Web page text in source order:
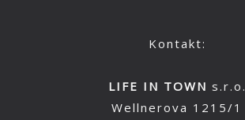
Kontakt:
LIFE IN TOWN s.r.o.
Wellnerova 1215/1